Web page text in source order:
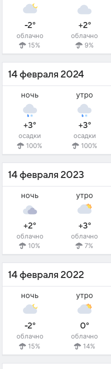
-2°
облачно
15%
+2°
облачно
9%
14 февраля 2024
ночь
+3°
осадки
100%
утро
+3°
осадки
100%
14 февраля 2023
ночь
+2°
облачно
10%
утро
+3°
облачно
7%
14 февраля 2022
ночь
-2°
облачно
15%
утро
0°
облачно
14%